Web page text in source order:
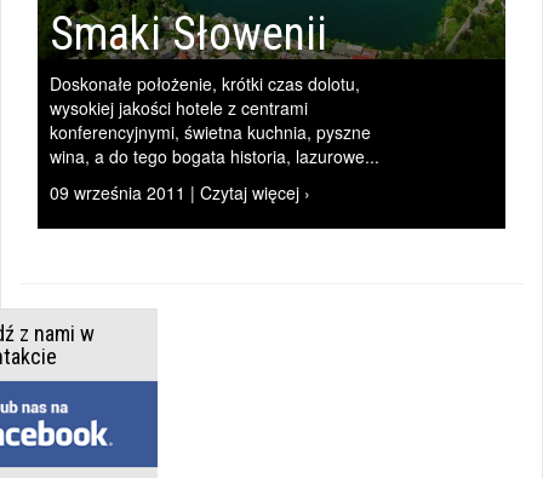
Smaki Słowenii
Doskonałe położenie, krótki czas dolotu,
wysokiej jakości hotele z centrami
konferencyjnymi, świetna kuchnia, pyszne
wina, a do tego bogata historia, lazurowe...
09 września 2011 | Czytaj więcej ›
z nami w